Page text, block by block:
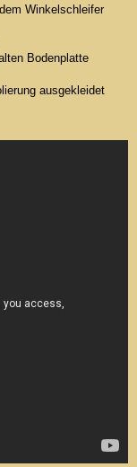
Winkelschleifer
Bodenplatte
ausgekleidet